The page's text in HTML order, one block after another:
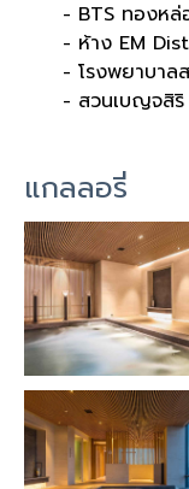
- BTS ทองห
- ห้าง EM
- โรงพยาบาล
- สวนเบญจสิริ
แกลลอรี่